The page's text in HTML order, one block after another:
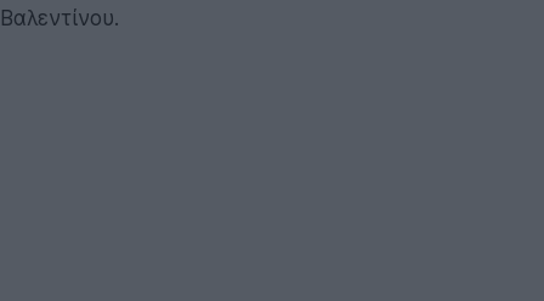
Βαλεντίνου.